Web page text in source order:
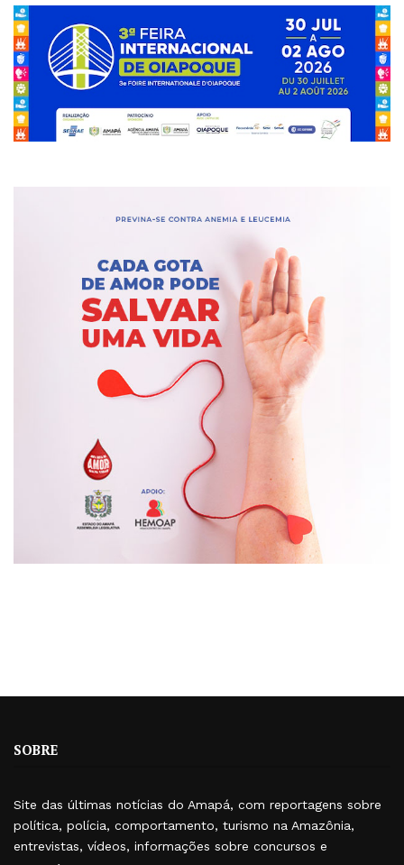
SOBRE
Site das últimas notícias do Amapá, com reportagens sobre
política, polícia, comportamento, turismo na Amazônia,
entrevistas, vídeos, informações sobre concursos e